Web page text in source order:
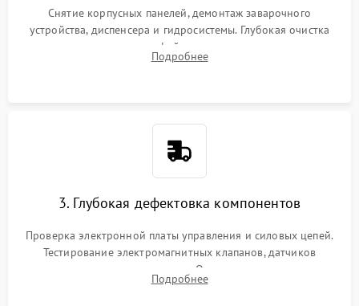
Снятие корпусных панелей, демонтаж заварочного
устройства, диспенсера и гидросистемы. Глубокая очистка
внутренних узлов от кофейных масел, жмыха и накипи.
Промывка дренажных каналов и фильтров с использованием
Подробнее
3. Глубокая дефектовка компонентов
Проверка электронной платы управления и силовых цепей.
Тестирование электромагнитных клапанов, датчиков
температуры и расходомера. Оценка степени износа
жерновов кофемолки, уплотнительных колец гидросистемы
Подробнее